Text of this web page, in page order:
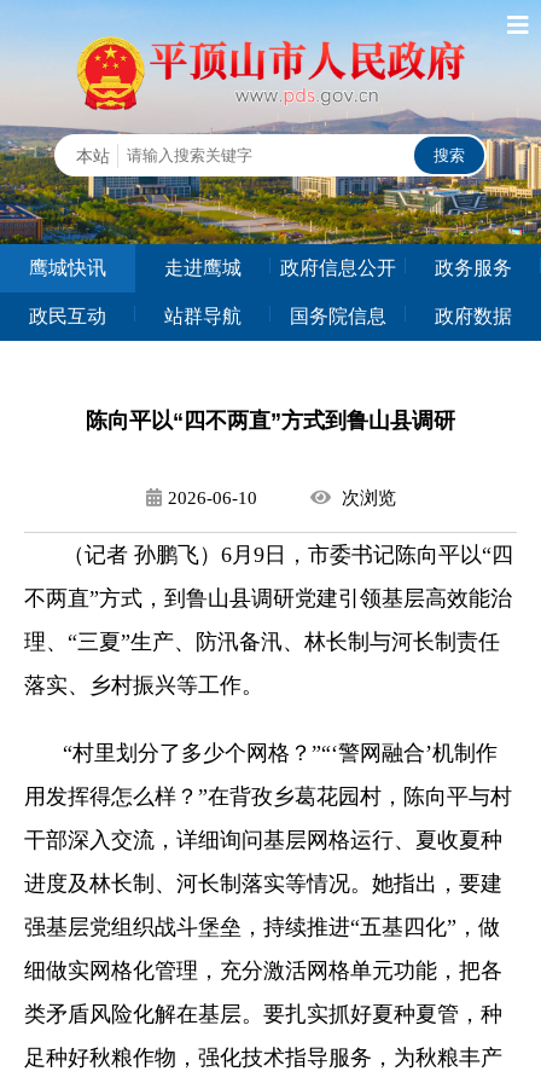
鹰城快讯 走进鹰城 政府信息公开 政务服务
政民互动 站群导航 国务院信息 政府数据
陈向平以“四不两直”方式到鲁山县调研
2026-06-10 次浏览
（记者 孙鹏飞）6月9日，市委书记陈向平以“四
不两直”方式，到鲁山县调研党建引领基层高效能治
理、“三夏”生产、防汛备汛、林长制与河长制责任
落实、乡村振兴等工作。
“村里划分了多少个网格？”“‘警网融合’机制作
用发挥得怎么样？”在背孜乡葛花园村，陈向平与村
干部深入交流，详细询问基层网格运行、夏收夏种
进度及林长制、河长制落实等情况。她指出，要建
强基层党组织战斗堡垒，持续推进“五基四化”，做
细做实网格化管理，充分激活网格单元功能，把各
类矛盾风险化解在基层。要扎实抓好夏种夏管，种
足种好秋粮作物，强化技术指导服务，为秋粮丰产